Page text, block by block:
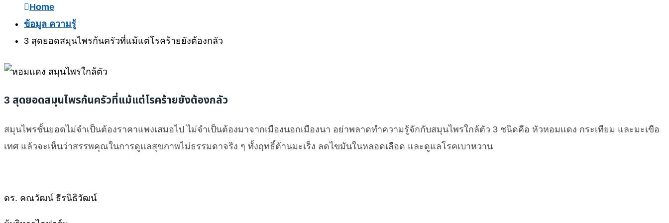
Home
ข้อมูล ความรู้
3 สุดยอดสมุนไพรก้นครัวที่แม้แต่โรคร้ายยังต้องกลัว
3 สุดยอดสมุนไพรก้นครัวที่แม้แต่โรคร้ายยังต้องกลัว
สมุนไพรชั้นยอดไม่จำเป็นต้องราคาแพงเสมอไป ไม่จำเป็นต้องมาจากเมืองนอกเมืองนา อย่าพลาดทำความรู้จักกับสมุนไพรใกล้ตัว 3 ชนิดคือ หัวหอมแดง กระเทียม และมะเขือ
เทศ แล้วจะเห็นว่าสรรพคุณในการดูแลสุขภาพไม่ธรรมดาจริง ๆ ทั้งฤทธิ์ต้านมะเร็ง ลดไขมันในหลอดเลือด และดูแลโรคเบาหวาน
ดร. คณวัฒน์ ธีรนิธิวัฒน์